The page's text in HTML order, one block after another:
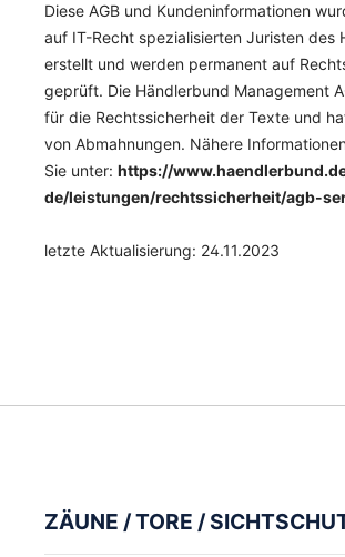
Diese AGB und Kundeninformationen
auf IT-Recht spezialisierten Juristen des
erstellt und werden permanent auf
geprüft. Die Händlerbund Management
für die Rechtssicherheit der Texte und
von Abmahnungen. Nähere
Sie unter: https://
de/leistungen/rechtssicherheit/agb-
letzte Aktualisierung: 24.11.2023
ZÄUNE / TORE /